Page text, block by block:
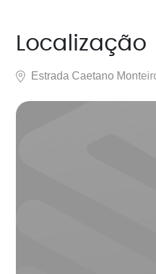
Localização
Estrada Caetano